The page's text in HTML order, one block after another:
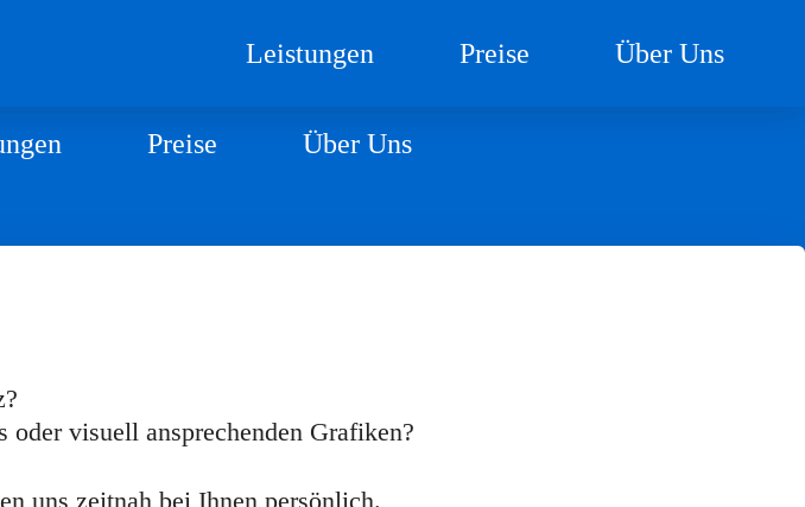
Leistungen Preise Über Uns
Preise Über Uns
visuell ansprechenden Grafiken?
uns zeitnah bei Ihnen persönlich.